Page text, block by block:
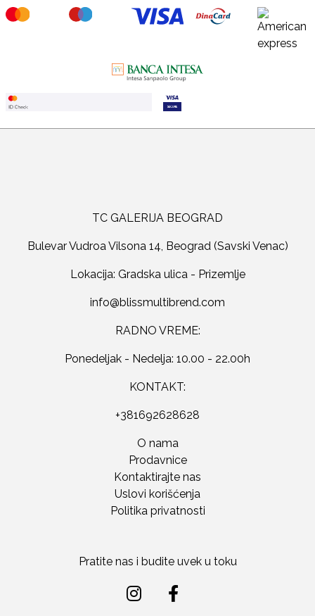
TC GALERIJA BEOGRAD
Bulevar Vudroa Vilsona 14, Beograd (Savski Venac)
Lokacija: Gradska ulica - Prizemlje
RADNO VREME:
Ponedeljak - Nedelja: 10.00 - 22.00h
KONTAKT:
+381692628628
O nama
Prodavnice
Kontaktirajte nas
Uslovi korišćenja
Politika privatnosti
Pratite nas i budite uvek u toku